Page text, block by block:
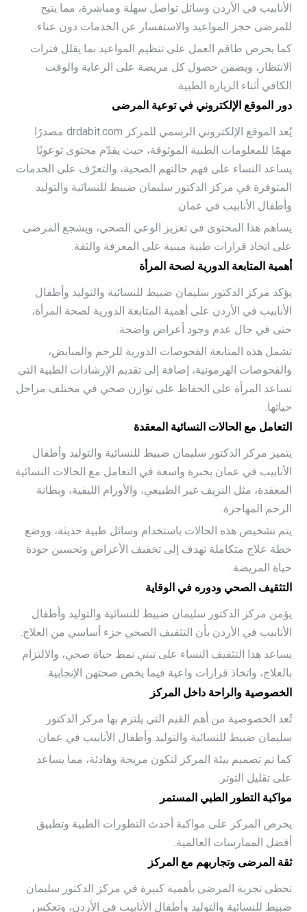
الأنابيب في الأردن وسائل تواصل سهلة ومباشرة، مما يتيح
للمرضى حجز المواعيد والاستفسار عن الخدمات دون عناء.
كما يحرص طاقم العمل على تنظيم المواعيد بما يقلل فترات
الانتظار، ويضمن حصول كل مريضة على الرعاية والوقت
الكافي أثناء الزيارة الطبية.
دور الموقع الإلكتروني في توعية المرضى
يُعد الموقع الإلكتروني الرسمي للمركز drdabit.com مصدرًا
مهمًا للمعلومات الطبية الموثوقة، حيث يقدّم محتوى توعويًا
يساعد النساء على فهم حالتهم الصحية، والتعرّف على الخدمات
المتوفرة في مركز الدكتور سليمان ضبيط للنسائية والتوليد
وأطفال الأنابيب في عمان.
يساهم هذا المحتوى في تعزيز الوعي الصحي، ويشجع المرضى
على اتخاذ قرارات طبية مبنية على المعرفة والثقة.
أهمية المتابعة الدورية لصحة المرأة
يؤكد مركز الدكتور سليمان ضبيط للنسائية والتوليد وأطفال
الأنابيب في الأردن على أهمية المتابعة الدورية لصحة المرأة،
حتى في حال عدم وجود أعراض واضحة.
تشمل هذه المتابعة الفحوصات الدورية للرحم والمبايض،
والفحوصات الهرمونية، إضافة إلى تقديم الإرشادات الطبية التي
تساعد المرأة على الحفاظ على توازن صحي في مختلف مراحل
حياتها.
التعامل مع الحالات النسائية المعقدة
يتميز مركز الدكتور سليمان ضبيط للنسائية والتوليد وأطفال
الأنابيب في عمان بخبرة واسعة في التعامل مع الحالات النسائية
المعقدة، مثل النزيف غير الطبيعي، والأورام الليفية، وبطانة
الرحم المهاجرة.
يتم تشخيص هذه الحالات باستخدام وسائل طبية حديثة، ووضع
خطة علاج متكاملة تهدف إلى تخفيف الأعراض وتحسين جودة
حياة المريضة.
التثقيف الصحي ودوره في الوقاية
يؤمن مركز الدكتور سليمان ضبيط للنسائية والتوليد وأطفال
الأنابيب في الأردن بأن التثقيف الصحي جزء أساسي من العلاج.
يساعد هذا التثقيف النساء على تبني نمط حياة صحي، والالتزام
بالعلاج، واتخاذ قرارات واعية فيما يخص صحتهن الإنجابية.
الخصوصية والراحة داخل المركز
تُعد الخصوصية من أهم القيم التي يلتزم بها مركز الدكتور
سليمان ضبيط للنسائية والتوليد وأطفال الأنابيب في عمان.
كما تم تصميم بيئة المركز لتكون مريحة وهادئة، مما يساعد
على تقليل التوتر.
مواكبة التطور الطبي المستمر
يحرص المركز على مواكبة أحدث التطورات الطبية وتطبيق
أفضل الممارسات العالمية.
ثقة المرضى وتجاربهم مع المركز
تحظى تجربة المرضى بأهمية كبيرة في مركز الدكتور سليمان
ضبيط للنسائية والتوليد وأطفال الأنابيب في الأردن، وتعكس